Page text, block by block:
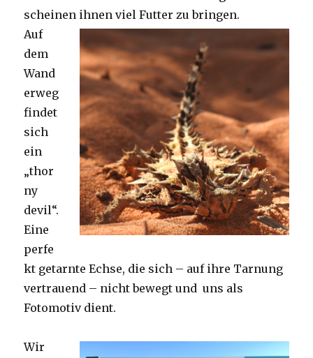
scheinen ihnen viel Futter zu bringen.
Auf
dem
Wand
erweg
findet
sich
ein
„thor
ny
devil“.
Eine
perfe
kt getarnte Echse, die sich – auf ihre Tarnung
vertrauend – nicht bewegt und uns als
Fotomotiv dient.
Wir